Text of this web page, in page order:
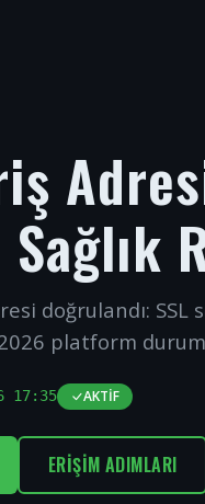
doğrulandı:
platform
17:35 AKTIF
ERIŞIM ADIMLARI